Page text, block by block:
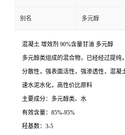
别名 多元醇
混凝土 增效剂 90%含量甘油 多元醇
多元醇类组成的混合物，已经经过提纯
分散性，强表面活性，强渗透性，混凝
速水泥水化，高性价比原料
主要成分：多元醇类、水
有效含量：85%-95%
羟基数：3-5